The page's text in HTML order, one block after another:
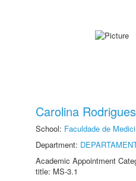
Carolina
School: Faculdade de
Department:
Academic Appointment
title: MS-3.1